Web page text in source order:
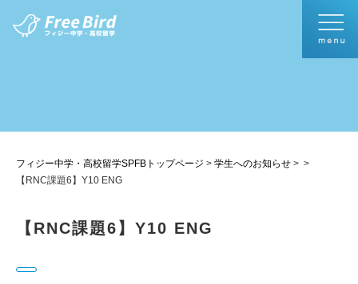
フィジー中学・高校留学SPFBトップページ > 学生へのお知らせ > >
【RNC課題6】Y10 ENG
【RNC課題6】Y10 ENG